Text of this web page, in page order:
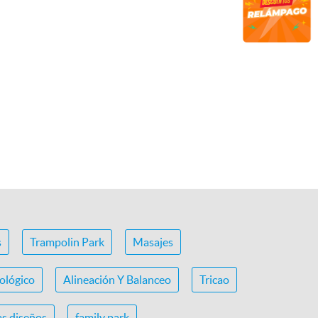
Trampolin Park Masajes
Alineación Y Balanceo Tricao